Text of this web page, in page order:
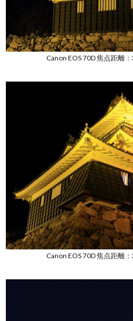
Canon EOS 70D 焦点距離
Canon EOS 70D 焦点距離